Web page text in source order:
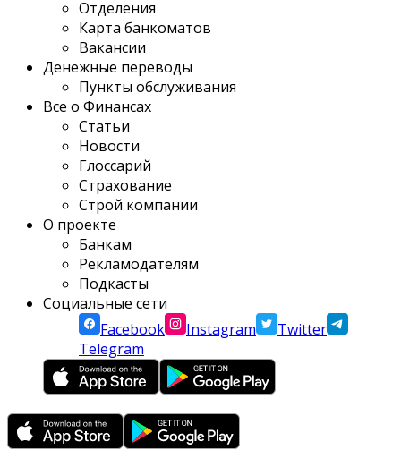
Отделения
Карта банкоматов
Вакансии
Денежные переводы
Пункты обслуживания
Все о Финансах
Статьи
Новости
Глоссарий
Страхование
Строй компании
О проекте
Банкам
Рекламодателям
Подкасты
Социальные сети
Facebook
Instagram
Twitter
Telegram